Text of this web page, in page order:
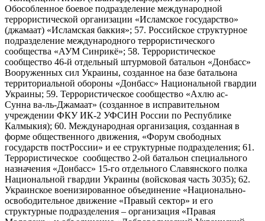
Обособленное боевое подразделение международной
террористической организации «Исламское государство»
(джамаат) «Исламская баккия»; 57. Российское структурное
подразделение международного террористического
сообщества «АУМ Синрикё»; 58. Террористическое
сообщество 46-й отдельный штурмовой батальон «Донбасс»
Вооруженных сил Украины, созданное на базе батальона
территориальной обороны «Донбасс» Национальной гвардии
Украины; 59. Террористическое сообщество «Ахлю ас-
Сунна ва-ль-Джамаат» (созданное в исправительном
учреждении ФКУ ИК-2 УФСИН России по Республике
Калмыкия); 60. Международная организация, созданная в
форме общественного движения, «Форум свободных
государств постРоссии» и ее структурные подразделения; 61.
Террористическое сообщество 2-ой батальон специального
назначения «Донбасс» 15-го отдельного Славянского полка
Национальной гвардии Украины (войсковая часть 3035); 62.
Украинское военизированное объединение «Национально-
освободительное движение «Правый сектор» и его
структурные подразделения – организация «Правая